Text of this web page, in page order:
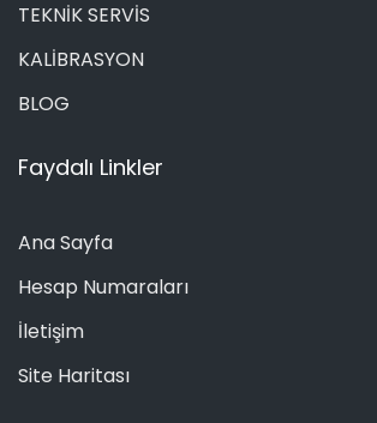
TEKNİK SERVİS
KALİBRASYON
BLOG
Faydalı Linkler
Ana Sayfa
Hesap Numaraları
İletişim
Site Haritası